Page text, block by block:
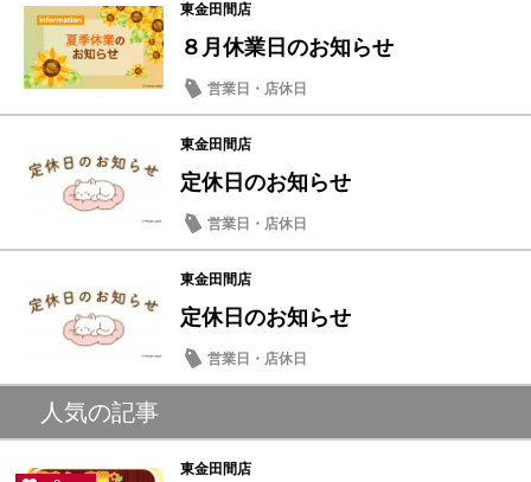
東金田間店
８月休業日のお知らせ
営業日・店休日
東金田間店
定休日のお知らせ
営業日・店休日
東金田間店
定休日のお知らせ
営業日・店休日
人気の記事
東金田間店